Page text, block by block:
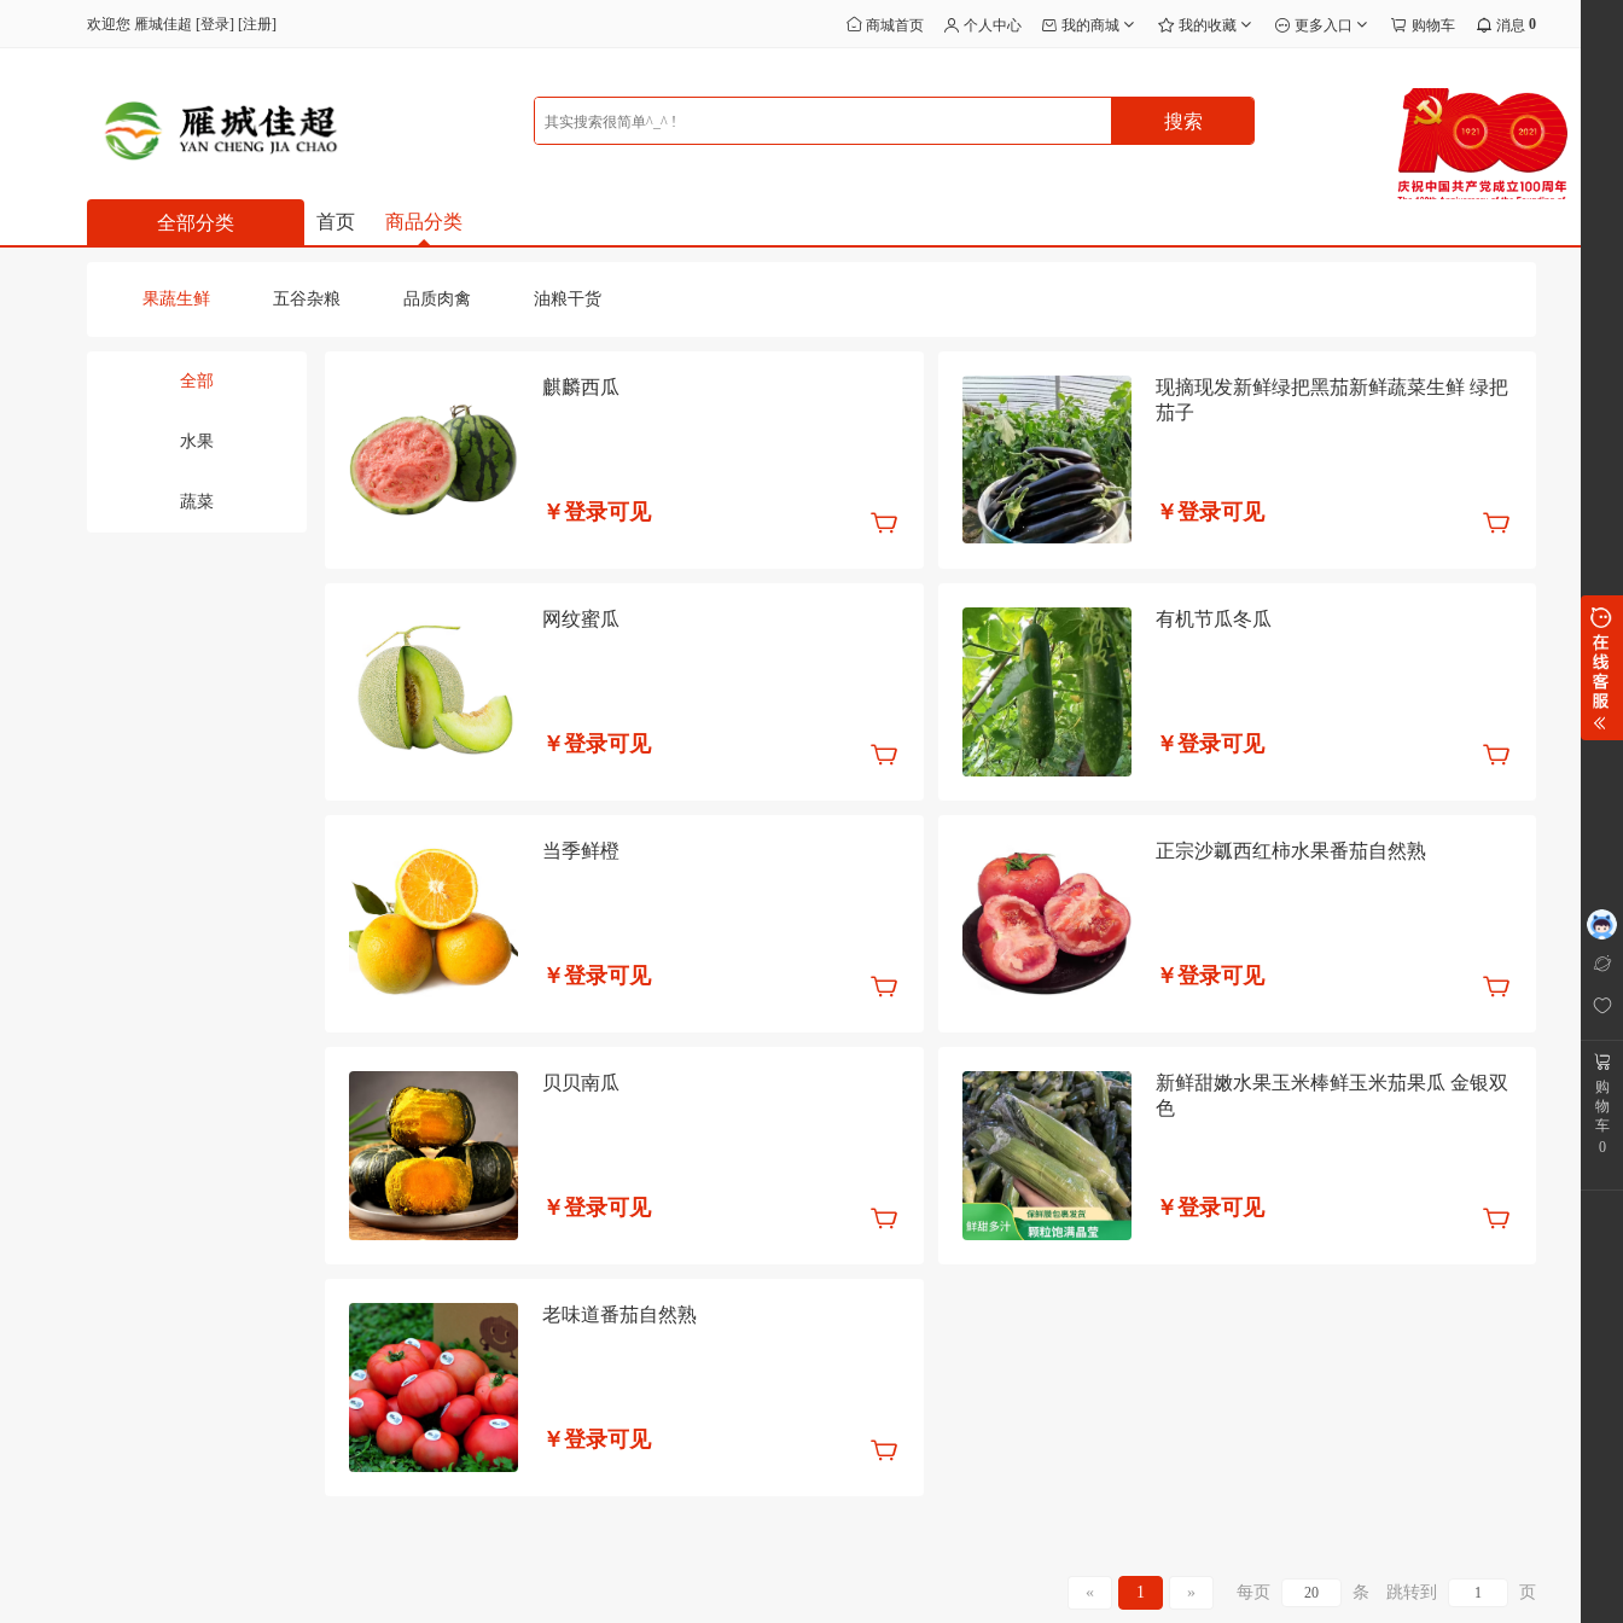
欢迎您 雁城佳超 [登录] [注册] 商城首页 个人中心 我的商城 我的收藏 更多入口 购物车 消息 0
搜索
首页 商品分类
全部分类
果蔬生鲜 五谷杂粮 品质肉禽 油粮干货
全部
水果
蔬菜
麒麟西瓜
￥登录可见
现摘现发新鲜绿把黑茄新鲜蔬菜生鲜 绿把
茄子
￥登录可见
网纹蜜瓜
￥登录可见
有机节瓜冬瓜
￥登录可见
当季鲜橙
￥登录可见
正宗沙瓤西红柿水果番茄自然熟
￥登录可见
贝贝南瓜
￥登录可见
新鲜甜嫩水果玉米棒鲜玉米茄果瓜 金银双
色
￥登录可见
老味道番茄自然熟
￥登录可见
« 1 » 每页 条 跳转到 页
购
物
车
0